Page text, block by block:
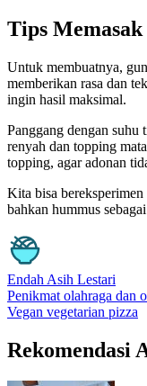
Tips
Untuk membuatnya,
memberikan rasa dan
ingin hasil maksimal.
Panggang dengan suhu
renyah dan topping
topping, agar adonan
Kita bisa bereksperimen
bahkan hummus
Endah Asih Lestari
Penikmat olahraga dan
Vegan vegetarian pizza
Rekomendasi